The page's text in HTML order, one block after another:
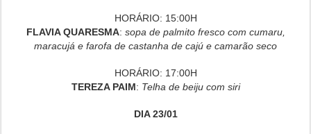
HORÁRIO: 15:00H
FLAVIA QUARESMA: sopa de palmito fresco com cumaru,
maracujá e farofa de castanha de cajú e camarão seco
HORÁRIO: 17:00H
TEREZA PAIM: Telha de beiju com siri
DIA 23/01